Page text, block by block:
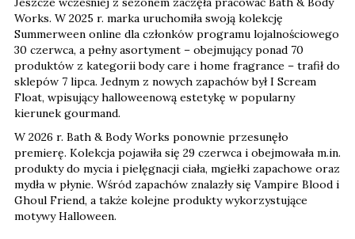
Works. W 2025 r. marka uruchomiła swoją kolekcję
Summerween online dla członków programu lojalnościowego
30 czerwca, a pełny asortyment – obejmujący ponad 70
produktów z kategorii body care i home fragrance – trafił do
sklepów 7 lipca. Jednym z nowych zapachów był I Scream
Float, wpisujący halloweenową estetykę w popularny
kierunek gourmand.
W 2026 r. Bath & Body Works ponownie przesunęło
premierę. Kolekcja pojawiła się 29 czerwca i obejmowała m.in.
produkty do mycia i pielęgnacji ciała, mgiełki zapachowe oraz
mydła w płynie. Wśród zapachów znalazły się Vampire Blood i
Ghoul Friend, a także kolejne produkty wykorzystujące
motywy Halloween.